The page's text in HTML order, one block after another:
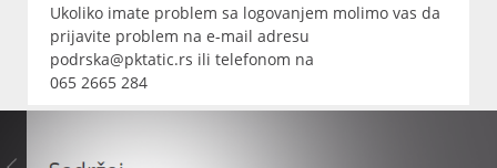
Ukoliko imate problem sa logovanjem molimo vas da
prijavite problem na e-mail adresu
podrska@pktatic.rs ili telefonom na
065 2665 284